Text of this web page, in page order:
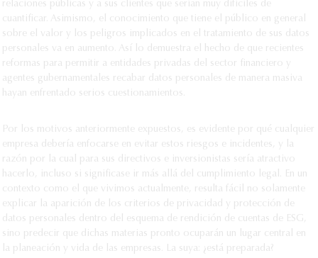
relaciones públicas y a sus clientes que serían muy difíciles de
cuantificar. Asimismo, el conocimiento que tiene el público en general
sobre el valor y los peligros implicados en el tratamiento de sus datos
personales va en aumento. Así lo demuestra el hecho de que recientes
reformas para permitir a entidades privadas del sector financiero y
agentes gubernamentales recabar datos personales de manera masiva
hayan enfrentado serios cuestionamientos.
Por los motivos anteriormente expuestos, es evidente por qué cualquier
empresa debería enfocarse en evitar estos riesgos e incidentes, y la
razón por la cual para sus directivos e inversionistas sería atractivo
hacerlo, incluso si significase ir más allá del cumplimiento legal. En un
contexto como el que vivimos actualmente, resulta fácil no solamente
explicar la aparición de los criterios de privacidad y protección de
datos personales dentro del esquema de rendición de cuentas de ESG,
sino predecir que dichas materias pronto ocuparán un lugar central en
la planeación y vida de las empresas. La suya: ¿está preparada?